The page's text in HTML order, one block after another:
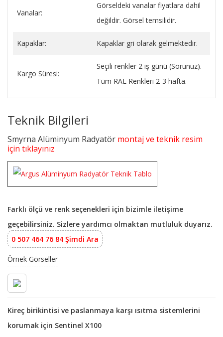
Vanalar:
Görseldeki vanalar fiyatlara dahil
değildir. Görsel temsilidir.
Kapaklar: Kapaklar gri olarak gelmektedir.
Kargo Süresi:
Seçili renkler 2 iş günü (Sorunuz).
Tüm RAL Renkleri 2-3 hafta.
Teknik Bilgileri
Smyrna Alüminyum Radyatör montaj ve teknik resim
için tıklayınız
Farklı ölçü ve renk seçenekleri için bizimle iletişime
geçebilirsiniz. Sizlere yardımcı olmaktan mutluluk duyarız.
0 507 464 76 84 Şimdi Ara
Örnek Görseller
Kireç birikintisi ve paslanmaya karşı ısıtma sistemlerini
korumak için Sentinel X100